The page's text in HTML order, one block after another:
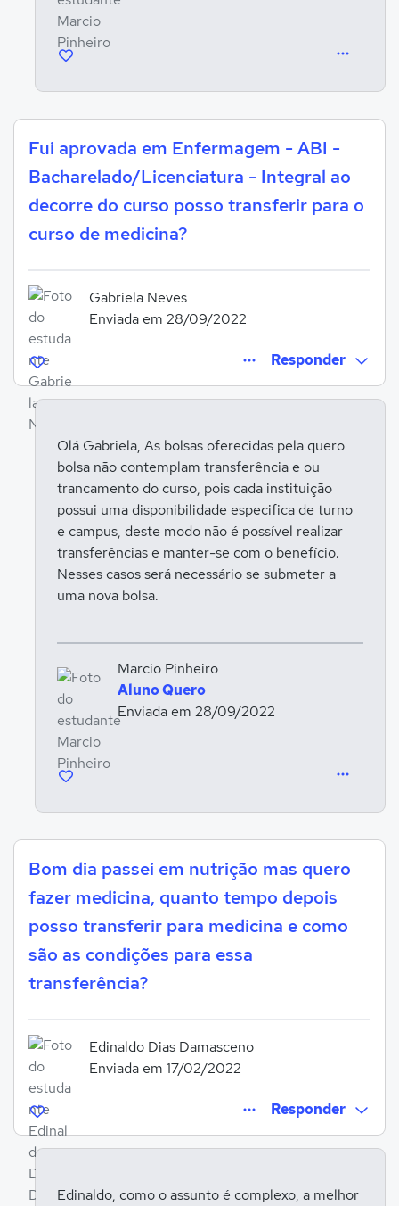
Fui aprovada em Enfermagem - ABI -
Bacharelado/Licenciatura - Integral ao
decorre do curso posso transferir para o
curso de medicina?
Gabriela Neves
Enviada em 28/09/2022
Responder
Entrar para responder
Olá Gabriela, As bolsas oferecidas pela quero
bolsa não contemplam transferência e ou
trancamento do curso, pois cada instituição
possui uma disponibilidade especifica de turno
e campus, deste modo não é possível realizar
transferências e manter-se com o benefício.
Nesses casos será necessário se submeter a
uma nova bolsa.
Marcio Pinheiro
Aluno Quero
Enviada em 28/09/2022
Bom dia passei em nutrição mas quero
fazer medicina, quanto tempo depois
posso transferir para medicina e como
são as condições para essa
transferência?
Edinaldo Dias Damasceno
Enviada em 17/02/2022
Responder
Edinaldo, como o assunto é complexo, a melhor